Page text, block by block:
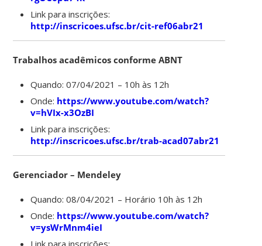
Link para inscrições:
http://inscricoes.ufsc.br/cit-ref06abr21
Trabalhos acadêmicos conforme ABNT
Quando: 07/04/2021 – 10h às 12h
Onde: https://www.youtube.com/watch?
v=hVIx-x3OzBI
Link para inscrições:
http://inscricoes.ufsc.br/trab-acad07abr21
Gerenciador – Mendeley
Quando: 08/04/2021 – Horário 10h às 12h
Onde: https://www.youtube.com/watch?
v=ysWrMnm4ieI
Link para inscrições: